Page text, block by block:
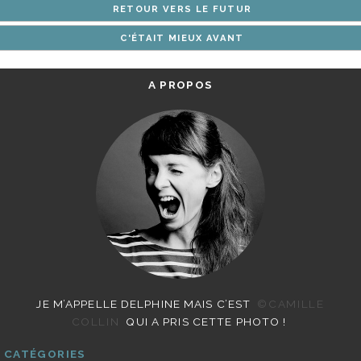
ARTICLES
RETOUR VERS LE FUTUR
C'ÉTAIT MIEUX AVANT
A PROPOS
JE M’APPELLE DELPHINE MAIS C’EST
©CAMILLE
COLLIN
QUI A PRIS CETTE PHOTO !
CATÉGORIES